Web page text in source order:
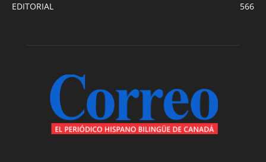
EDITORIAL
566